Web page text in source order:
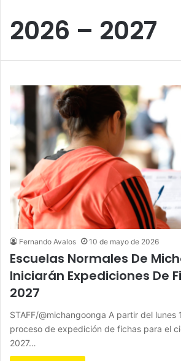
2026 – 2027
Fernando Avalos 10 de mayo de 2026
Escuelas Normales De
Iniciarán Expediciones De
2027
STAFF/@michangoonga A partir del lunes
proceso de expedición de fichas para el
2027…